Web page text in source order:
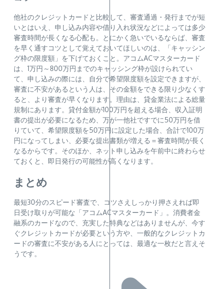
他社のクレジットカードと比較して、審査通過・発行までが短
いとはいえ、申し込み内容や借り入れ状況などによっては多少
審査時間が長くなる心配も。とにかく急いでいるならば、審査
を早く通すコツとして覚えておいてほしいのは、「キャッシン
グ枠の限度額」を下げておくこと。アコムACマスターカード
は、1万円～800万円までのキャッシング枠が設けられてい
て、申し込みの際には、自分で希望限度額を設定できますが、
審査に不安があるという人は、その金額をできる限り少なくす
ると、より審査が早くなります。理由は、貸金業法による総量
規制にあります。貸付金額が100万円を超える場合、収入証明
書の提出が必要になるため、万が一他社ですでに50万円を借
りていて、希望限度額を50万円に設定した場合、合計で100万
円になってしまい、必要な提出書類が増える＝審査時間が長く
なるからです。そのほか、ネット申し込みを午前中に終わらせ
ておくと、即日発行の可能性が高くなります。
まとめ
最短30分のスピード審査で、コツさえしっかり押さえれば即
日受け取りが可能な「アコムACマスターカード」。消費者金
融系のカードなので、充実した特典などはありませんが、今す
ぐクレジットカードが必要という方や、一般的なクレジットカ
ードの審査に不安がある人にとっては、最適な一枚だと言えそ
うです。